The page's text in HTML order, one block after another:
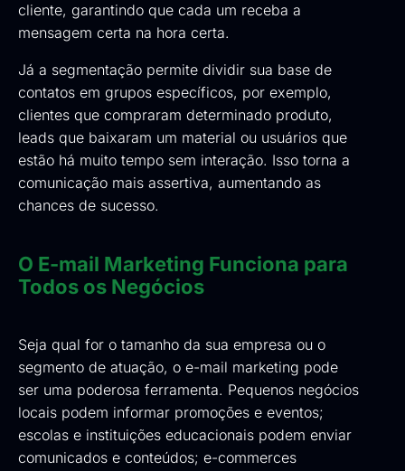
cliente, garantindo que cada um receba a
mensagem certa na hora certa.
Já a segmentação permite dividir sua base de
contatos em grupos específicos, por exemplo,
clientes que compraram determinado produto,
leads que baixaram um material ou usuários que
estão há muito tempo sem interação. Isso torna a
comunicação mais assertiva, aumentando as
chances de sucesso.
O E-mail Marketing Funciona para
Todos os Negócios
Seja qual for o tamanho da sua empresa ou o
segmento de atuação, o e-mail marketing pode
ser uma poderosa ferramenta. Pequenos negócios
locais podem informar promoções e eventos;
escolas e instituições educacionais podem enviar
comunicados e conteúdos; e-commerces